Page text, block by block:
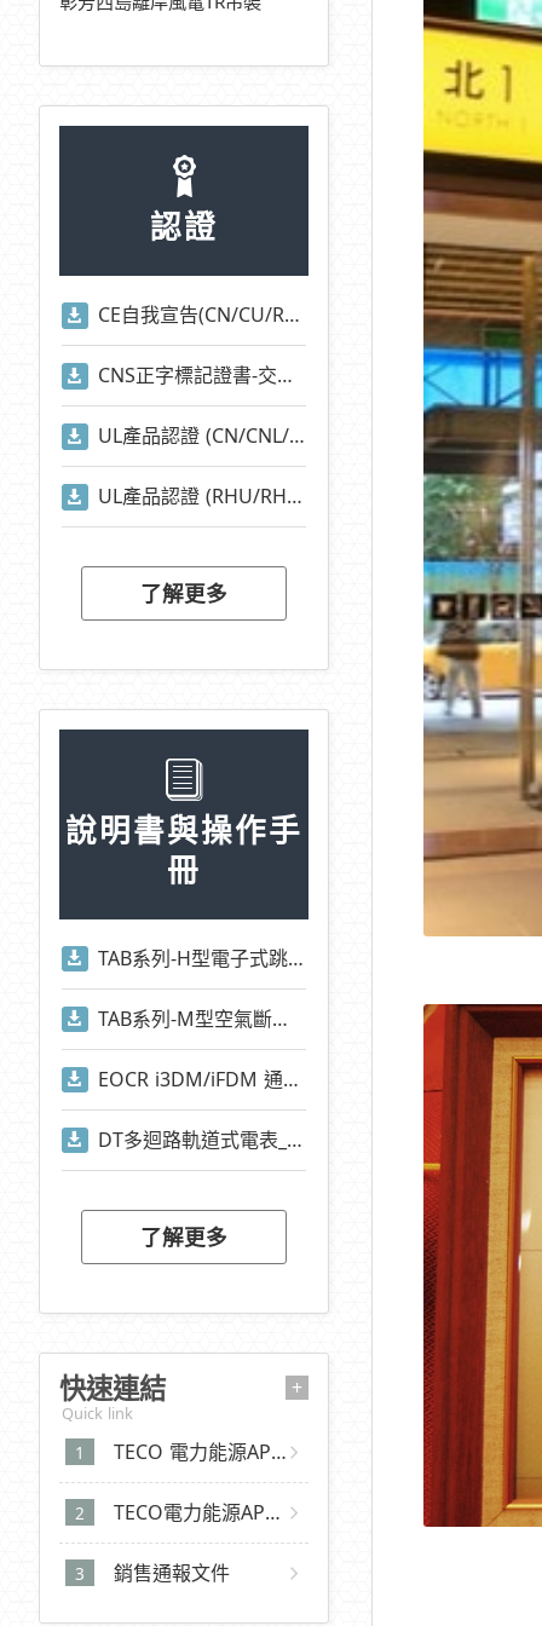
認證
CE自我宣告(CN/CU/RHU/RHN/CNA/CUA/EOCR/EUCR系列)
CNS正字標記證書-交流電磁開關-適用標準2930)
UL產品認證 (CN/CNL/CU/CUL/CNA/CNI/CNE/RAN/RAM等系列)
UL產品認證 (RHU/RHN系列)
了解更多
說明書與操作手
冊
TAB系列-H型電子式跳脫電驛操作手冊
TAB系列-M型空氣斷路器操作手冊
EOCR i3DM/iFDM 通訊位址
DT多迴路軌道式電表_Modbus通訊位址
了解更多
快速連結 +
Quick link
TECO 電力能源APP 2.0 (iOS)
TECO電力能源APP 2.0 (Android)
銷售通報文件